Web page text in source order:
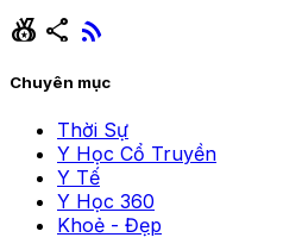
social_leaderboard share rss_feed
Chuyên mục
Thời Sự
Y Học Cổ Truyền
Y Tế
Y Học 360
Khoẻ - Đẹp